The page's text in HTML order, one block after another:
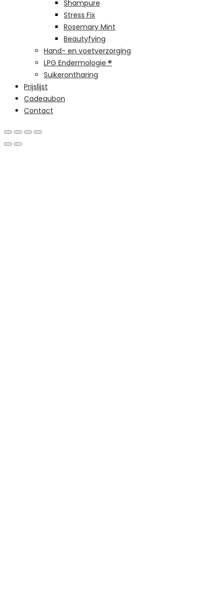
Shampure
Stress Fix
Rosemary Mint
Beautyfying
Hand- en voetverzorging
LPG Endermologie ®
Suikerontharing
Prijslijst
Cadeaubon
Contact